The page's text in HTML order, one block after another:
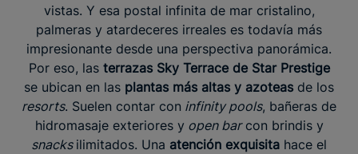
vistas. Y esa postal infinita de mar cristalino,
palmeras y atardeceres irreales es todavía más
impresionante desde una perspectiva panorámica.
Por eso, las terrazas Sky Terrace de Star Prestige
se ubican en las plantas más altas y azoteas de los
resorts. Suelen contar con infinity pools, bañeras de
hidromasaje exteriores y open barcon brindis y
snacks ilimitados. Una atención exquisita hace el